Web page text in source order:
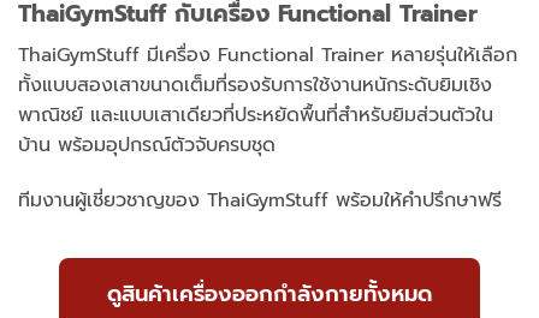
ThaiGymStuff กับเครื่อง Functional Trainer
ThaiGymStuff มีเครื่อง Functional Trainer หลายรุ่นให้เลือก
ทั้งแบบสองเสาขนาดเต็มที่รองรับการใช้งานหนักระดับยิมเชิง
พาณิชย์ และแบบเสาเดียวที่ประหยัดพื้นที่สำหรับยิมส่วนตัวใน
บ้าน พร้อมอุปกรณ์ตัวจับครบชุด
ทีมงานผู้เชี่ยวชาญของ ThaiGymStuff พร้อมให้คำปรึกษาฟรี
ดูสินค้าเครื่องออกกำลังกายทั้งหมด